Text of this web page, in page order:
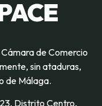
de Comercio
sin ataduras,
de Málaga.
Distrito Centro,